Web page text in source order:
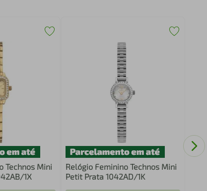
Technos Mini
1X
Relógio Feminino Technos Mini
Petit Prata 1042AD/1K